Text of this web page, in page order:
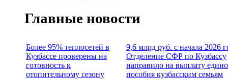
Главные новости
Более 95% теплосетей в
Кузбассе проверены на
готовность к
отопительному сезону
9,6 млрд руб. с начала 2026
Отделение СФР по Кузбассу
направило на выплату
пособия кузбасским семьям